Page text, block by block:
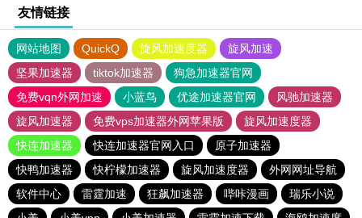
友情链接
网站地图 QuickQ 旋风加速度器
旋风加速
坚果加速器
tiktok加速器
狗急加速器官网
免费vqn外网加速
小蓝鸟 优途加速器官网
风驰加速器
旋风加速器
免费vps加速器外网苹果版
旋风加速度器
快连加速器
快连加速器官网入口
原子加速器
快鸭加速器
快柠檬加速器 旋风加速度器
外网网址导航
软件中心
雷霆加速 狂飙加速器 哔咔漫画
瑞乐小说